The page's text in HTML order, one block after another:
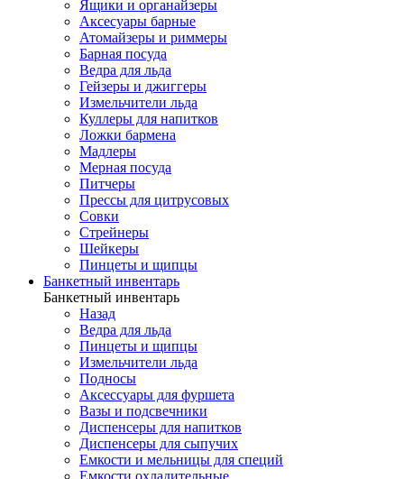
Ящики и органайзеры
Аксесуары барные
Атомайзеры и риммеры
Барная посуда
Ведра для льда
Гейзеры и джиггеры
Измельчители льда
Куллеры для напитков
Ложки бармена
Мадлеры
Мерная посуда
Питчеры
Прессы для цитрусовых
Совки
Стрейнеры
Шейкеры
Пинцеты и щипцы
Банкетный инвентарь
Банкетный инвентарь
Назад
Ведра для льда
Пинцеты и щипцы
Измельчители льда
Подносы
Аксессуары для фуршета
Вазы и подсвечники
Диспенсеры для напитков
Диспенсеры для сыпучих
Емкости и мельницы для специй
Емкости охладительные